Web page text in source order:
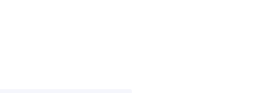
и степень тяжести анафилактических реакций/реакций
доз эпинефрина (адреналина) на фоне приема ?-адреноблокаторов не
с псориазом следует тщательно соотнести предполагаемую
течения псориаза.
и метаболизм небиволола замедляется, что может привести к
небиволола в плазме крови увеличивается без влияния на
на фармакокинетические параметры небиволола. Небиволол
пищи, таким образом, препараты можно применять одновременно.
активных веществ в плазме крови несколько
введение глюкагона из расчета
с высокой степенью связывания с белками плазмы крови.